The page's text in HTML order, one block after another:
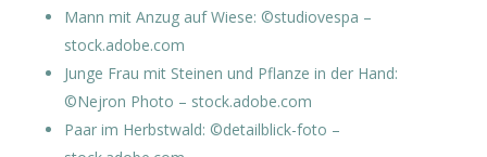
Mann mit Anzug auf Wiese: ©studiovespa –
stock.adobe.com
Junge Frau mit Steinen und Pflanze in der Hand:
©Nejron Photo – stock.adobe.com
Paar im Herbstwald: ©detailblick-foto –